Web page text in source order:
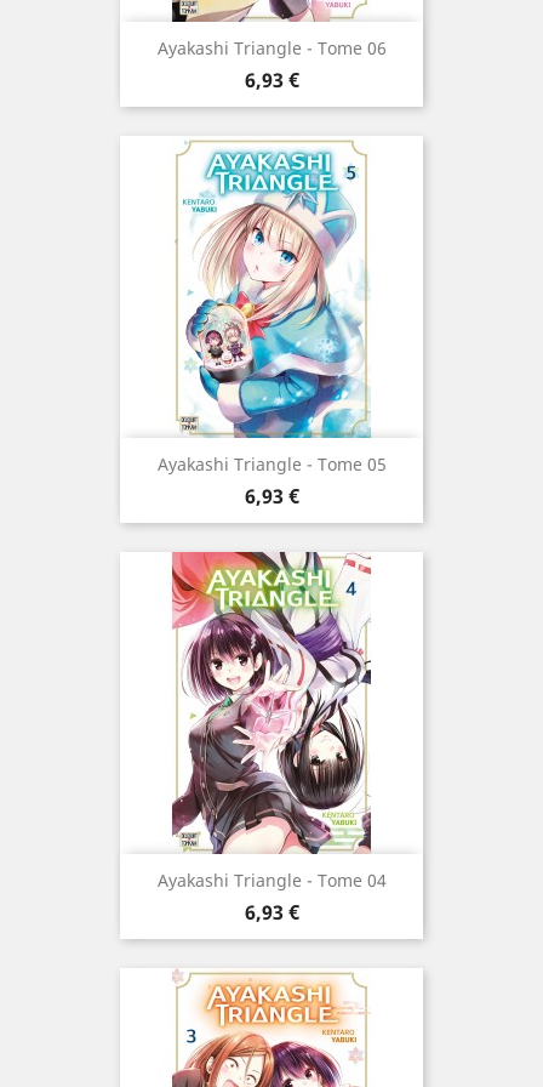
Ayakashi Triangle - Tome 06
Prix
6,93 €
Ayakashi Triangle - Tome 05
Prix
6,93 €
Ayakashi Triangle - Tome 04
Prix
6,93 €